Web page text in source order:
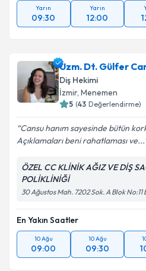
Yarın
09:30
Yarın
12:00
Uzm. Dt. Gülfer
Diş Hekimi
İzmir, Menemen
5 (43 Değerlendirme)
Cansu hanım sayesinde bütün
Açıklamaları beni rahatlaması ve...
ÖZEL CC KLİNİK AĞIZ VE DİŞ
POLİKLİNİĞİ
30 Ağustos Mah. 7202 Sok. A Blok No:11
En Yakın Saatler
10 Ağu
09:00
10 Ağu
09:30